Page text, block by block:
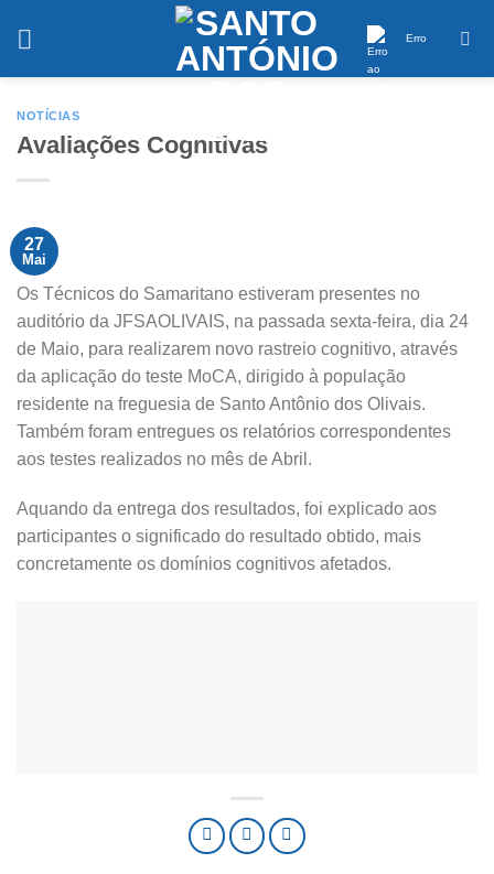
Erro
NOTÍCIAS
Avaliações Cognitivas
27
Mai
Os Técnicos do Samaritano estiveram presentes no
auditório da JFSAOLIVAIS, na passada sexta-feira, dia 24
de Maio, para realizarem novo rastreio cognitivo, através
da aplicação do teste MoCA, dirigido à população
residente na freguesia de Santo Antônio dos Olivais.
Também foram entregues os relatórios correspondentes
aos testes realizados no mês de Abril.
Aquando da entrega dos resultados, foi explicado aos
participantes o significado do resultado obtido, mais
concretamente os domínios cognitivos afetados.